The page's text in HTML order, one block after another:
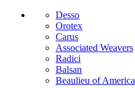
Desso
Orotex
Carus
Associated Weavers
Radici
Balsan
Beaulieu of America